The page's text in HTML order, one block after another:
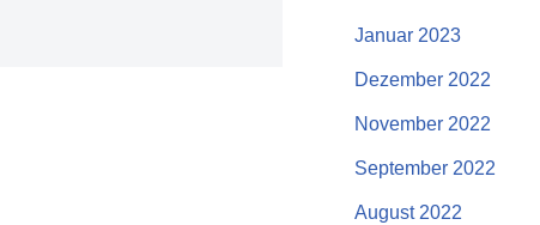
Januar 2023
Dezember 2022
November 2022
September 2022
August 2022